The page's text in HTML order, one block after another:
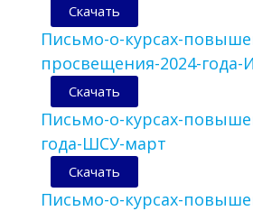
Скачать
Письмо-о-курсах-
просвещения-2024-года-
Скачать
Письмо-о-курсах-
года-ШСУ-март
Скачать
Письмо-о-курсах-